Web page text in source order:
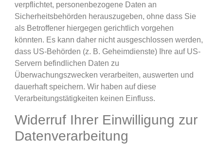
verpflichtet, personenbezogene Daten an
Sicherheitsbehörden herauszugeben, ohne dass Sie
als Betroffener hiergegen gerichtlich vorgehen
könnten. Es kann daher nicht ausgeschlossen werden,
dass US-Behörden (z. B. Geheimdienste) Ihre auf US-
Servern befindlichen Daten zu
Überwachungszwecken verarbeiten, auswerten und
dauerhaft speichern. Wir haben auf diese
Verarbeitungstätigkeiten keinen Einfluss.
Widerruf Ihrer Einwilligung zur
Datenverarbeitung